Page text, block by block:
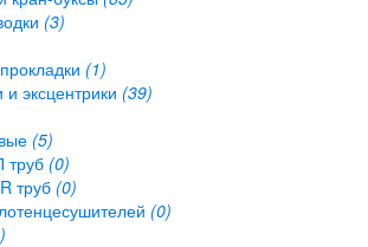
(3)
(1)
эксцентрики (39)
(5)
(0)
труб (0)
(0)